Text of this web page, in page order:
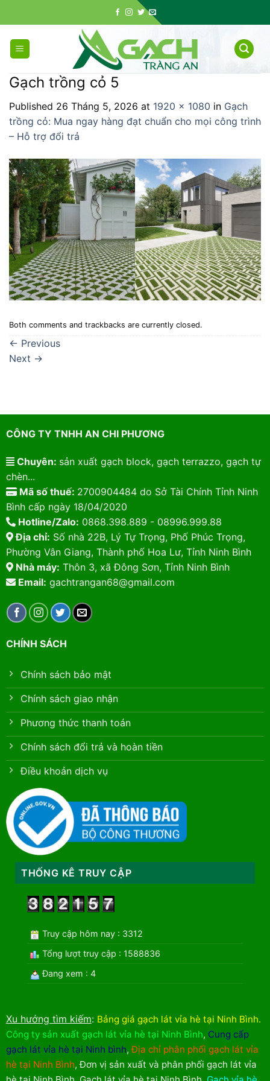
to
content
Gạch trồng cỏ 5
Published 26 Tháng 5, 2026 at 1920 × 1080 in Gạch
trồng cỏ: Mua ngay hàng đạt chuẩn cho mọi công trình
– Hỗ trợ đổi trả
Both comments and trackbacks are currently closed.
← Previous
Next →
CÔNG TY TNHH AN CHI PHƯƠNG
Chuyên: sản xuất gạch block, gạch terrazzo, gạch tự
chèn...
Mã số thuế: 2700904484 do Sở Tài Chính Tỉnh Ninh
Bình cấp ngày 18/04/2020
Hotline/Zalo: 0868.398.889 - 08996.999.88
Địa chỉ: Số nhà 22B, Lý Tự Trọng, Phố Phúc Trọng,
Phường Vân Giang, Thành phố Hoa Lư, Tỉnh Ninh Bình
Nhà máy: Thôn 3, xã Đông Sơn, Tỉnh Ninh Bình
Email: gachtrangan68@gmail.com
CHÍNH SÁCH
Chính sách bảo mật
Chính sách giao nhận
Phương thức thanh toán
Chính sách đổi trả và hoàn tiền
Điều khoản dịch vụ
THỐNG KÊ TRUY CẬP
Truy cập hôm nay : 3312
Tổng lượt truy cập : 1588836
Đang xem : 4
Xu hướng tìm kiếm: Bảng giá gạch lát vỉa hè tại Ninh Bình.
Công ty sản xuất gạch lát vỉa hè tại Ninh Bình, Cung cấp
gạch lát vỉa hè tại Ninh bình,Địa chỉ phân phối gạch lát vỉa
hè tại Ninh Bình,Đơn vị sản xuất và phân phối gạch lát vỉa